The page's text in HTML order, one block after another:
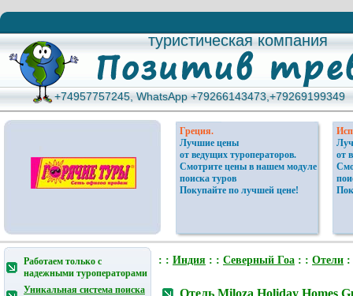
туристическая компания
туристическая компания
+74957757245, WhatsApp +79266143473,+79269199349
+74957757245, WhatsApp +79266143473,+79269199349
Греция.
Лучшие цены
от ведущих туроператоров.
Смотрите цены в нашем модуле
поиска туров
Покупайте по лучшей цене!
от
Работаем только с
надежными туроператорами
Уникальная система поиска
: : Индия : : Северный Гоа : : Отели :
Отель Miloza Holiday Homes